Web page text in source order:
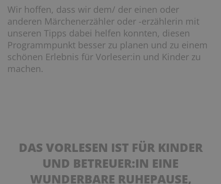
Wir hoffen, dass wir dem/ der einen oder
anderen Märchenerzähler oder -erzählerin mit
unseren Tipps dabei helfen konnten, diesen
Programmpunkt besser zu planen und zu einem
schönen Erlebnis für Vorleser:in und Kinder zu
machen.
DAS VORLESEN IST FÜR KINDER
UND BETREUER:IN EINE
WUNDERBARE RUHEPAUSE,